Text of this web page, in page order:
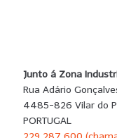
Junto á Zona
Rua Adário
4485-826 Vilar do
PORTUGAL